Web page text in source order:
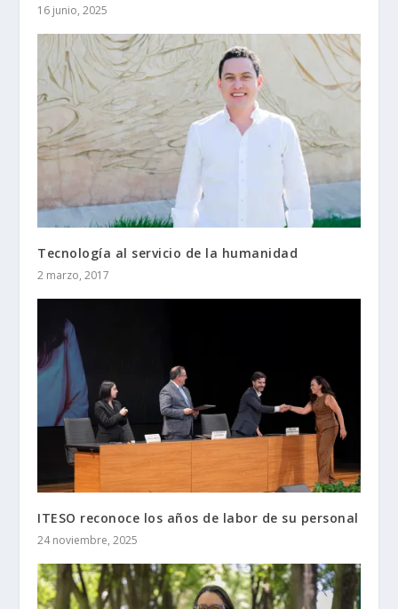
16 junio, 2025
Tecnología al servicio de la humanidad
2 marzo, 2017
ITESO reconoce los años de labor de su personal
24 noviembre, 2025